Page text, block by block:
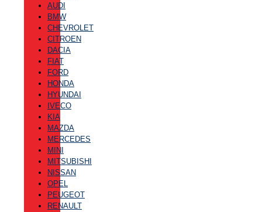
AUDI
BMW
CHEVROLET
CITROEN
DACIA
FIAT
FORD
HONDA
HYUNDAI
IVECO
KIA
MAZDA
MERCEDES
MINI
MITSUBISHI
NISSAN
OPEL
PEUGEOT
RENAULT